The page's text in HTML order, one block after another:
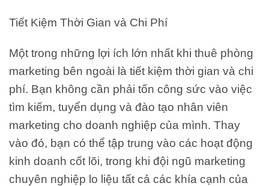
Tiết Kiệm Thời Gian và Chi Phí
Một trong những lợi ích lớn nhất khi thuê phòng
marketing bên ngoài là tiết kiệm thời gian và chi
phí. Bạn không cần phải tốn công sức vào việc
tìm kiếm, tuyển dụng và đào tạo nhân viên
marketing cho doanh nghiệp của mình. Thay
vào đó, bạn có thể tập trung vào các hoạt động
kinh doanh cốt lõi, trong khi đội ngũ marketing
chuyên nghiệp lo liệu tất cả các khía cạnh của